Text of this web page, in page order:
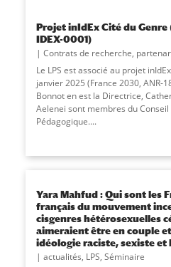
Projet inIdEx Cité du Genre
IDEX-0001)
Contrats de recherche,
Le LPS est associé au projet
janvier 2025 (France 2030, ANR-
Bonnot en est la Directrice,
Aelenei sont membres du
Pédagogique....
Yara Mahfud : Qui sont les
français du mouvement
cisgenres hétérosexuelles
aimeraient être en couple
idéologie raciste, sexiste et
actualités, LPS, Séminaire